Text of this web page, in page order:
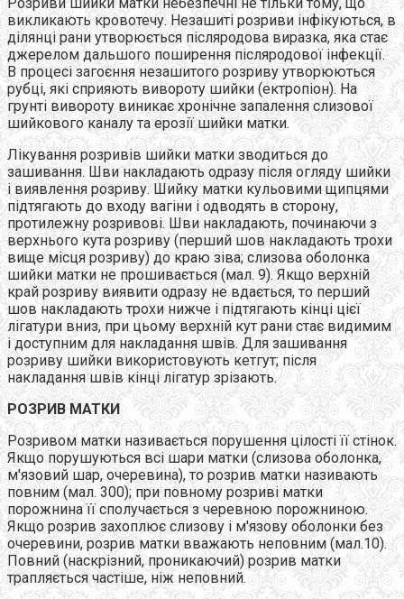
викликають кровотечу. Незашиті розриви інфікуються, в
ділянці рани утворюється післяродова виразка, яка стає
джерелом дальшого поширення післяродової інфекції.
В процесі загоєння незашитого розриву утворюються
рубці, які сприяють вивороту шийки (ектропіон). На
грунті вивороту виникає хронічне запалення слизової
шийкового каналу та ерозії шийки матки.
Лікування розривів шийки матки зводиться до
зашивання. Шви накладають одразу після огляду шийки
і виявлення розриву. Шийку матки кульовими щипцями
підтягають до входу вагіни і одводять в сторону,
протилежну розривові. Шви накладають, починаючи з
верхнього кута розриву (перший шов накладають трохи
вище місця розриву) до краю зіва; слизова оболонка
шийки матки не прошивається (мал. 9). Якщо верхній
край розриву виявити одразу не вдається, то перший
шов накладають трохи нижче і підтягають кінці цієї
лігатури вниз, при цьому верхній кут рани стає видимим
і доступним для накладання швів. Для зашивання
розриву шийки використовують кетгут; після
накладання швів кінці лігатур зрізають.
РОЗРИВ МАТКИ
Розривом матки називається порушення цілості її стінок.
Якщо порушуються всі шари матки (слизова оболонка,
м'язовий шар, очеревина), то розрив матки називають
повним (мал. 300); при повному розриві матки
порожнина її сполучається з черевною порожниною.
Якщо розрив захоплює слизову і м'язову оболонки без
очеревини, розрив матки вважають неповним (мал.10).
Повний (наскрізний, проникаючий) розрив матки
трапляється частіше, ніж неповний.